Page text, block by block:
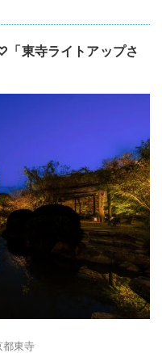
東寺ライトアップさ
都東寺